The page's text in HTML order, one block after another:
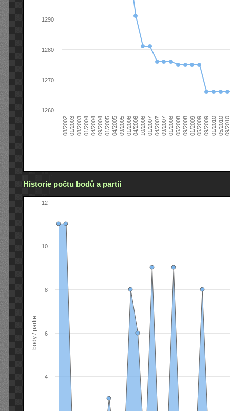
08/200201/200308/200301/200404/200409/200401/200504/200509/200501/200604/200610/200601/200704/200709/200701/200805/200809/200801/200905/200909/200901/201005/201009/
1260
1270
1280
1290
Historie počtu bodů a partií
body / partie
4
6
8
10
12